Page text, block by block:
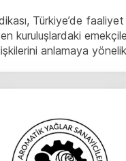
Türkiye’de
kuruluşlardaki
anlamaya